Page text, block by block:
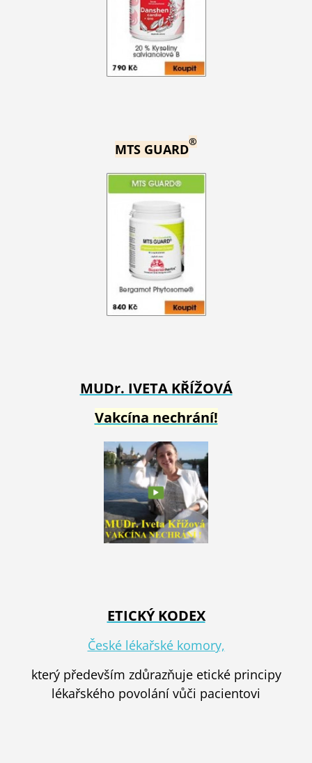
MTS GUARD®
MUDr. IVETA KŘÍŽOVÁ
Vakcína nechrání!
ETICKÝ KODEX
České lékařské komory,
který především zdůrazňuje etické principy
lékařského povolání vůči pacientovi